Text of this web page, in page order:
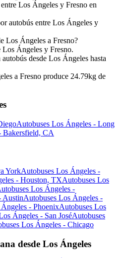
Los Ángeles y Fresno en
autobús entre Los Ángeles y
Los Ángeles a Fresno?
Los Ángeles y Fresno.
desde Los Ángeles hasta
a Fresno produce 24.79kg de
Autobuses Los Ángeles - Long
Bakersfield, CA
YorkAutobuses Los Ángeles -
- Houston, TXAutobuses Los
Los Ángeles -
AustinAutobuses Los Ángeles -
- PhoenixAutobuses Los
Ángeles - San JoséAutobuses
Los Ángeles - Chicago
desde Los Ángeles